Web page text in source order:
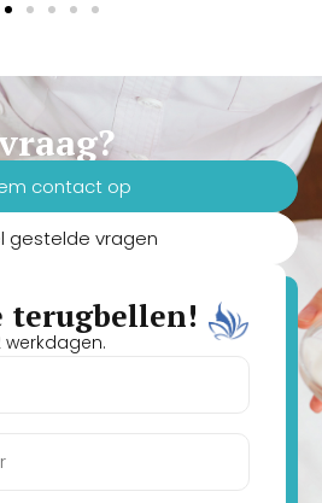
contact op
gestelde vragen
terugbellen!
werkdagen.